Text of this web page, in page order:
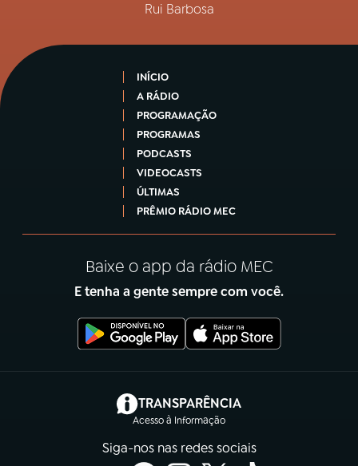
Rui Barbosa
INÍCIO
A RÁDIO
PROGRAMAÇÃO
PROGRAMAS
PODCASTS
VIDEOCASTS
ÚLTIMAS
PRÊMIO RÁDIO MEC
Baixe o app da rádio MEC
E tenha a gente sempre com você.
TRANSPARÊNCIA
Acesso à Informação
(abre em nova aba)
Siga-nos nas redes sociais